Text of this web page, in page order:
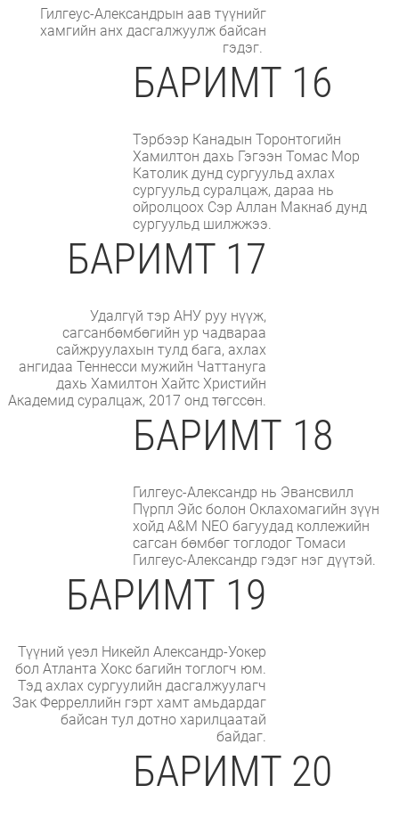
Гилгеус-Александрын аав түүнийг
хамгийн анх дасгалжуулж байсан
гэдэг.
БАРИМТ 16
Тэрбээр Канадын Торонтогийн
Хамилтон дахь Гэгээн Томас Мор
Католик дунд сургуульд ахлах
сургуульд суралцаж, дараа нь
ойролцоох Сэр Аллан Макнаб дунд
сургуульд шилжжээ.
БАРИМТ 17
Удалгүй тэр АНУ руу нүүж,
сагсанбөмбөгийн ур чадвараа
сайжруулахын тулд бага, ахлах
ангидаа Теннесси мужийн Чаттануга
дахь Хамилтон Хайтс Христийн
Академид суралцаж, 2017 онд төгссөн.
БАРИМТ 18
Гилгеус-Александр нь Эвансвилл
Пүрпл Эйс болон Оклахомагийн зүүн
хойд A&M NEO багуудад коллежийн
сагсан бөмбөг тоглодог Томаси
Гилгеус-Александр гэдэг нэг дүүтэй.
БАРИМТ 19
Түүний үеэл Никейл Александр-Уокер
бол Атланта Хокс багийн тоглогч юм.
Тэд ахлах сургуулийн дасгалжуулагч
Зак Ферреллийн гэрт хамт амьдардаг
байсан тул дотно харилцаатай
байдаг.
БАРИМТ 20